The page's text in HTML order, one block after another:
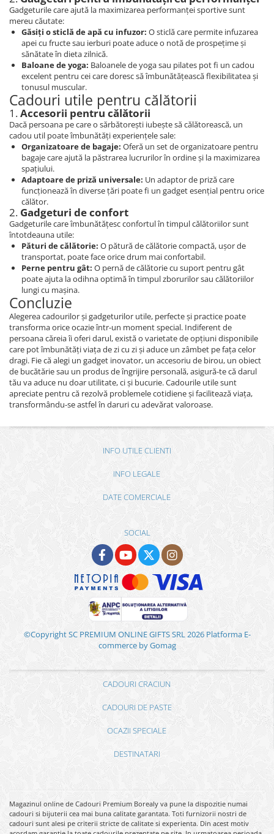
Gadgeturile care ajută la maximizarea performanței sportive sunt
mereu căutate:
Găsiți o sticlă de apă cu infuzor: O sticlă care permite infuzarea
apei cu fructe sau ierburi poate aduce o notă de prospețime și
sănătate în dieta zilnică.
Baloane de yoga: Baloanele de yoga sau pilates pot fi un cadou
excelent pentru cei care doresc să îmbunătățească flexibilitatea și
tonusul muscular.
Cadouri utile pentru călătorii
1.Accesorii pentru călătorii
Dacă persoana pe care o sărbătorești iubește să călătorească, un
cadou util poate îmbunătăți experiențele sale:
Organizatoare de bagaje: Oferă un set de organizatoare pentru
bagaje care ajută la păstrarea lucrurilor în ordine și la maximizarea
spațiului.
Adaptoare de priză universale: Un adaptor de priză care
funcționează în diverse țări poate fi un gadget esențial pentru orice
călător.
2. Gadgeturi de confort
Gadgeturile care îmbunătățesc confortul în timpul călătoriilor sunt
întotdeauna utile:
Pături de călătorie: O pătură de călătorie compactă, ușor de
transportat, poate face orice drum mai confortabil.
Perne pentru gât: O pernă de călătorie cu suport pentru gât
poate ajuta la odihna optimă în timpul zborurilor sau călătoriilor
lungi cu mașina.
Concluzie
Alegerea cadourilor și gadgeturilor utile, perfecte și practice poate
transforma orice ocazie într-un moment special. Indiferent de
persoana căreia îi oferi darul, există o varietate de opțiuni disponibile
care pot îmbunătăți viața de zi cu zi și aduce un zâmbet pe fața celor
dragi. Fie că alegi un gadget inovator, un accesoriu de birou, un obiect
de bucătărie sau un produs de îngrijire personală, asigură-te că darul
tău va aduce nu doar utilitate, ci și bucurie. Cadourile utile sunt
apreciate pentru că rezolvă problemele cotidiene și facilitează viața,
transformându-se astfel în daruri cu adevărat valoroase.
INFO UTILE CLIENTI
INFO LEGALE
DATE COMERCIALE
SOCIAL
©Copyright SC PREMIUM ONLINE GIFTS SRL 2026 Platforma E-
commerce by Gomag
CADOURI CRACIUN
CADOURI DE PASTE
OCAZII SPECIALE
DESTINATARI
Magazinul online de Cadouri Premium Borealy va pune la dispozitie numai
cadouri si bijuterii cea mai buna calitate garantata. Toti furnizorii nostri de
cadouri sunt alesi pe criterii stricte de calitate si experienta. Din acest motiv